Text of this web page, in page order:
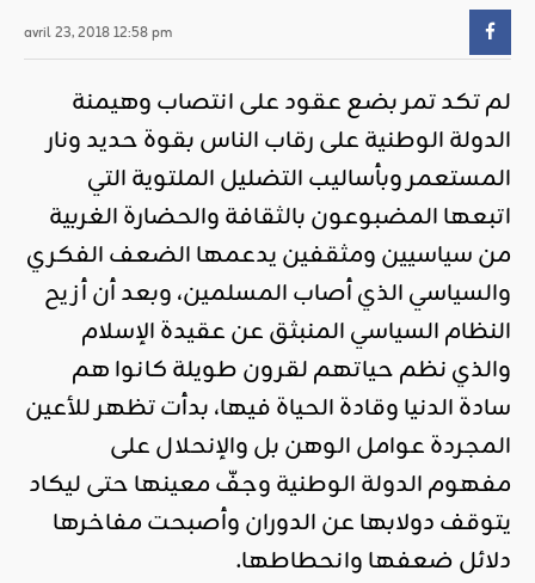
avril 23, 2018 12:58 pm
لم تكد تمر بضع عقود على انتصاب وهيمنة
الدولة الوطنية على رقاب الناس بقوة حديد ونار
المستعمر وبأساليب التضليل الملتوية التي
اتبعها المضبوعون بالثقافة والحضارة الغربية
من سياسيين ومثقفين يدعمها الضعف الفكري
والسياسي الذي أصاب المسلمين، وبعد أن أزيح
النظام السياسي المنبثق عن عقيدة الإسلام
والذي نظم حياتهم لقرون طويلة كانوا هم
سادة الدنيا وقادة الحياة فيها، بدأت تظهر للأعين
المجردة عوامل الوهن بل والإنحلال على
مفهوم الدولة الوطنية وجفّ معينها حتى ليكاد
يتوقف دولابها عن الدوران وأصبحت مفاخرها
دلائل ضعفها وانحطاطها.